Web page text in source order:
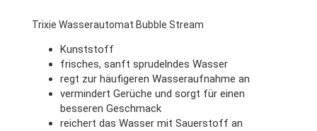
Trixie Wasserautomat Bubble Stream
Kunststoff
frisches, sanft sprudelndes Wasser
regt zur häufigeren Wasseraufnahme an
vermindert Gerüche und sorgt für einen
besseren Geschmack
reichert das Wasser mit Sauerstoff an